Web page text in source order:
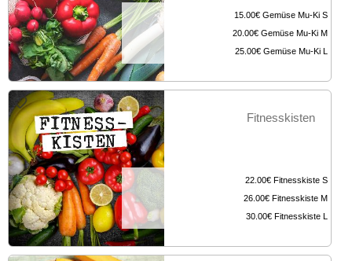
15.00€ Gemüse Mu-Ki S
20.00€ Gemüse Mu-Ki M
25.00€ Gemüse Mu-Ki L
Fitnesskisten
22.00€ Fitnesskiste S
26.00€ Fitnesskiste M
30.00€ Fitnesskiste L